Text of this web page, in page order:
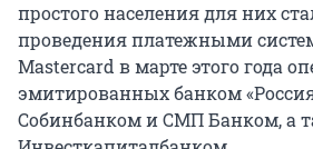
простого населения для них
проведения платежными
Mastercard в марте этого года
эмитированных банком
Собинбанком и СМП Банком, а